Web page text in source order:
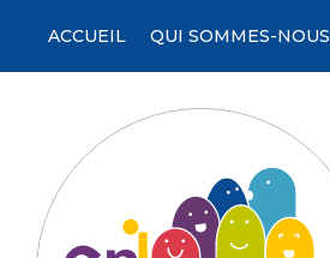
contenu
ACCUEIL QUI SOMMES-